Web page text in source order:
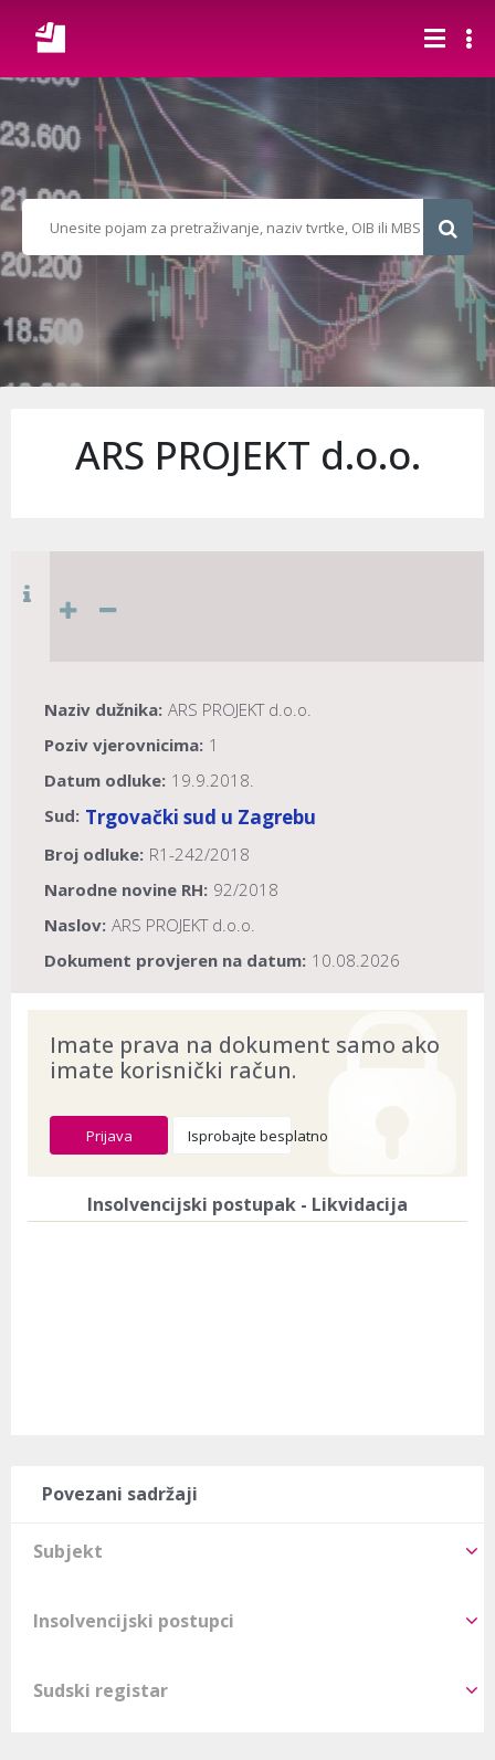
ARS PROJEKT d.o.o.
Naziv dužnika: ARS PROJEKT d.o.o.
Poziv vjerovnicima: 1
Datum odluke: 19.9.2018.
Sud: Trgovački sud u Zagrebu
Broj odluke: R1-242/2018
Narodne novine RH: 92/2018
Naslov: ARS PROJEKT d.o.o.
Dokument provjeren na datum: 10.08.2026
Imate prava na dokument samo ako
imate korisnički račun.
Prijava Isprobajte besplatno
Insolvencijski postupak - Likvidacija
Povezani sadržaji
Subjekt
Insolvencijski postupci
Sudski registar